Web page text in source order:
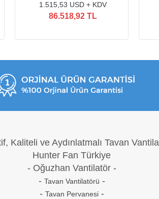
1.515,53 USD + KDV
86.518,92 TL
Kaliteli ve Aydınlatmalı Tavan
Hunter Fan Türkiye
- Oğuzhan Vantilatör -
- Tavan Vantilatörü -
- Tavan Pervanesi-